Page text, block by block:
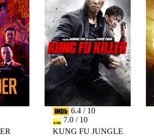
6.4 / 10
7.0 / 10
KUNG FU JUNGLE